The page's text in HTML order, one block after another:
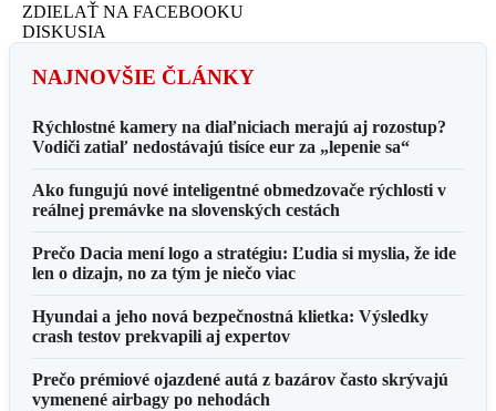
ZDIELAŤ NA FACEBOOKU
DISKUSIA
NAJNOVŠIE ČLÁNKY
Rýchlostné kamery na diaľniciach merajú aj rozostup?
Vodiči zatiaľ nedostávajú tisíce eur za „lepenie sa“
Ako fungujú nové inteligentné obmedzovače rýchlosti v
reálnej premávke na slovenských cestách
Prečo Dacia mení logo a stratégiu: Ľudia si myslia, že ide
len o dizajn, no za tým je niečo viac
Hyundai a jeho nová bezpečnostná klietka: Výsledky
crash testov prekvapili aj expertov
Prečo prémiové ojazdené autá z bazárov často skrývajú
vymenené airbagy po nehodách